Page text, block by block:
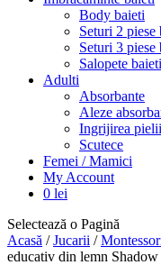
Body baieti
Seturi 2 piese
Seturi 3 piese
Salopete baieti
Adulti
Absorbante
Aleze
Ingrijirea pielii
Scutece
Femei / Mamici
My Account
0 lei
Selectează o Pagină
Acasă /Jucarii /
educativ din lemn Shadow